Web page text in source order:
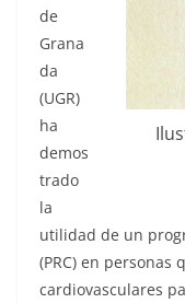
de
Grana
da
(UGR)
ha
demos
trado
la
utilidad de un
(PRC) en personas
cardiovasculares